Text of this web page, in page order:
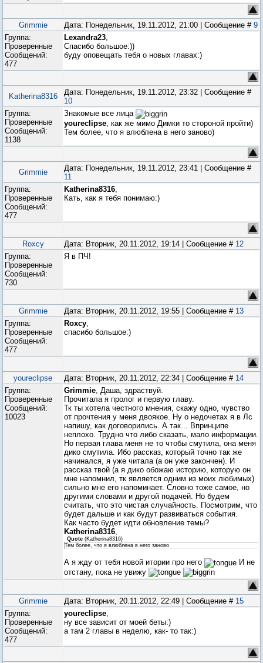
Grimmie Дата: Понедельник, 19.11.2012, 21:00 | Сообщение # 9
Группа:
Проверенные
Сообщений:
477
Lexandra23,
Спасибо большое:))
буду оповещать тебя о новых главах:)
Katherina8316
Дата: Понедельник, 19.11.2012, 23:32 | Сообщение #
10
Группа:
Проверенные
Сообщений:
1138
Знакомые все лица
youreclipse , как же мимо Димки то стороной пройти)
Тем более, что я влюблена в него заново)
Grimmie
Дата: Понедельник, 19.11.2012, 23:41 | Сообщение #
11
Группа:
Проверенные
Сообщений:
477
Katherina8316,
Кать, как я тебя понимаю:)
Roxcy Дата: Вторник, 20.11.2012, 19:14 | Сообщение # 12
Группа:
Проверенные
Сообщений:
730
Я в ПЧ!
Grimmie Дата: Вторник, 20.11.2012, 19:55 | Сообщение # 13
Группа:
Проверенные
Сообщений:
477
Roxcy,
спасибо большое:)
youreclipse Дата: Вторник, 20.11.2012, 22:34 | Сообщение # 14
Группа:
Проверенные
Сообщений:
10023
Grimmie, Даша, здраствуй.
Прочитала я пролог и первую главу.
Тк ты хотела честного мнения, скажу одно, чувство
от прочтения у меня двоякое. Ну о недочетах я в Лс
напишу, как договорились. А так... Впринципе
неплохо. Трудно что либо сказать, мало информации.
Но первая глава меня не то чтобы смутила, она меня
дико смутила. Ибо рассказ, который точно так же
начинался, я уже читала (а он уже закончен). И
рассказ твой (а я дико обожаю историю, которую он
мне напомнил, тк является одним из моих любимых)
сильно мне его напоминает. Словно тоже самое, но
другими словами и другой подачей. Но будем
считать, что это чистая случайность. Посмотрим, что
будет дальше и как будут развиваться события.
Как часто будет идти обновление темы?
Katherina8316,
Quote (Katherina8316)
Тем более, что я влюблена в него заново
А я жду от тебя новой итории про него
И не
отстану, пока не увижу
Grimmie Дата: Вторник, 20.11.2012, 22:49 | Сообщение # 15
Группа:
Проверенные
Сообщений:
477
youreclipse,
ну все зависит от моей беты:)
а там 2 главы в неделю, как- то так:)